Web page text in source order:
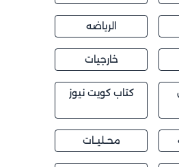
الرياضه
خارجيات
كتاب كويت نيوز
محــليــات